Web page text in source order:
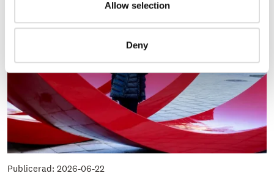
Allow selection
Deny
Publicerad: 2026-06-22